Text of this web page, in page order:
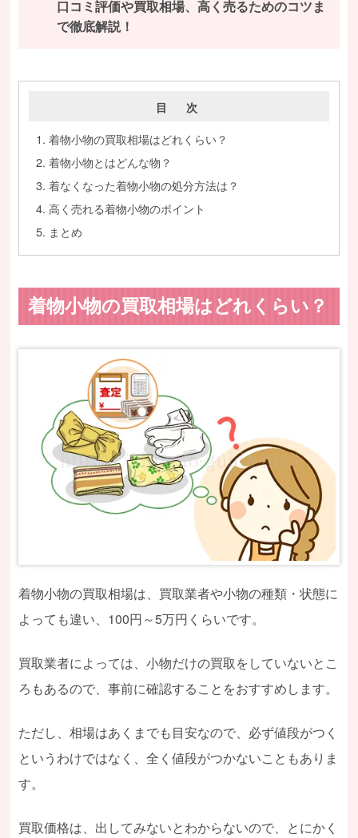
口コミ評価や買取相場、高く売るためのコツま
で徹底解説！
目 次
着物小物の買取相場はどれくらい？
着物小物とはどんな物？
着なくなった着物小物の処分方法は？
高く売れる着物小物のポイント
まとめ
着物小物の買取相場はどれくらい？
着物小物の買取相場は、買取業者や小物の種類・状態に
よっても違い、100円～5万円くらいです。
買取業者によっては、小物だけの買取をしていないとこ
ろもあるので、事前に確認することをおすすめします。
ただし、相場はあくまでも目安なので、必ず値段がつく
というわけではなく、全く値段がつかないこともありま
す。
買取価格は、出してみないとわからないので、とにかく